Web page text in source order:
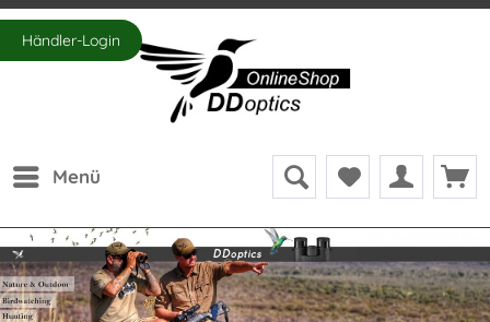
Händler-Login
Menü